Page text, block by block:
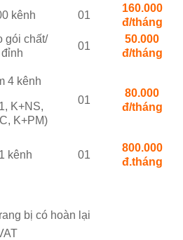
kênh 01
160.000
đ/tháng
gói chất/
đỉnh
01
50.000
đ/tháng
4 kênh
K+NS,
K+PM)
01
80.000
đ/tháng
kênh 01
800.000
đ.tháng
bị có hoàn lại